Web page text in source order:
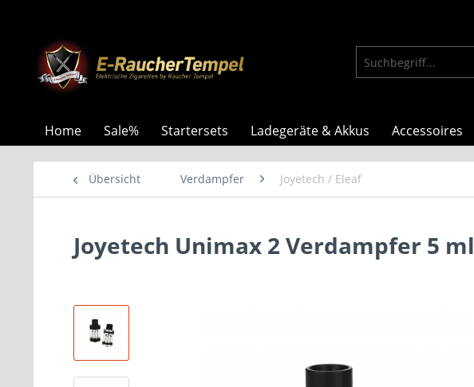
Home Sale% Startersets Ladegeräte & Akkus Accessoires
Übersicht Verdampfer Joyetech / Eleaf
Joyetech Unimax 2 Verdampfer 5 ml